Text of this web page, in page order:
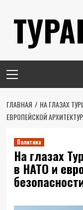
содержимому
меню
ГЛАВНАЯ
НА ГЛАЗАХ
ЕВРОПЕЙСКОЙ
Политика
На глазах
в НАТО и